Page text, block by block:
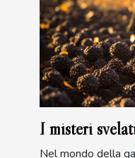
I misteri
Nel mondo della